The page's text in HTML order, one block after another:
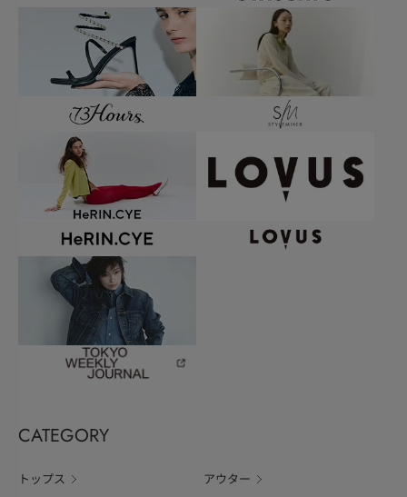
CATEGORY
トップス アウター